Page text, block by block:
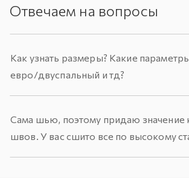
Отвечаем на вопросы
Как узнать размеры? Какие
евро/двуспальный и тд?
Сама шью, поэтому придаю значение
швов. У вас сшито все по высокому